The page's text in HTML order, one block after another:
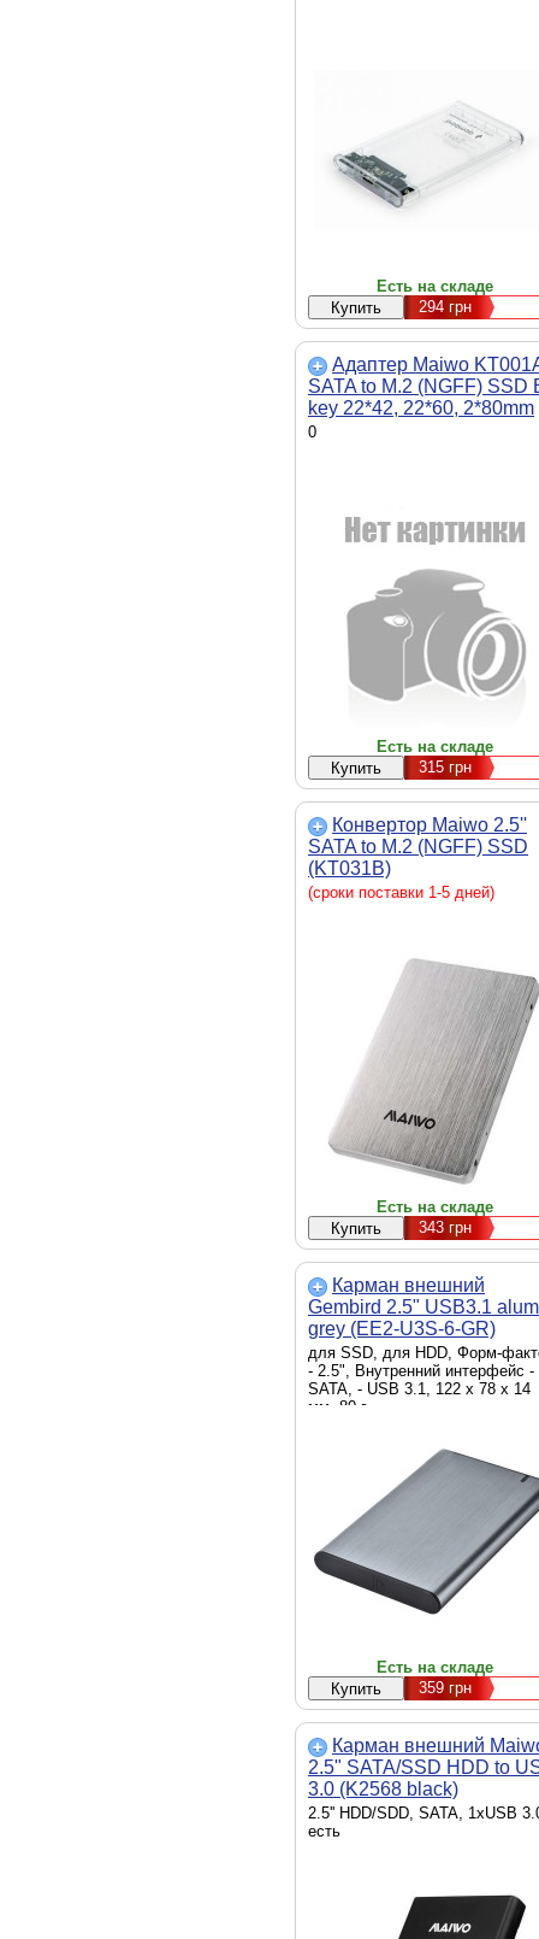
Есть на складе
294грн
Адаптер Maiwo
SATA to M.2 (NGFF) SSD
key 22*42, 22*60, 2*80mm
0
Есть на складе
315грн
Конвертор Maiwo 2.5''
SATA to M.2 (NGFF) SSD
(KT031B)
(сроки поставки 1-5 дней)
Есть на складе
343грн
Карман внешний
Gembird 2.5" USB3.1 alum
grey (EE2-U3S-6-GR)
для SSD, для HDD, Форм-
- 2.5", Внутренний интерфейс -
SATA, - USB 3.1, 122 x 78 x 14
мм, 80 г
Есть на складе
359грн
Карман внешний
2.5" SATA/SSD HDD to
3.0 (K2568 black)
2.5'' HDD/SDD, SATA, 1xUSB
есть